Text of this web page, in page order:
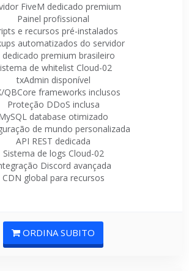
FiveM dedicado premium
Painel profissional
e recursos pré-instalados
automatizados do servidor
dedicado premium brasileiro
de whitelist Cloud-02
txAdmin disponível
QBCore frameworks inclusos
Proteção DDoS inclusa
database otimizado
de mundo personalizada
API REST dedicada
Sistema de logs Cloud-02
Discord avançada
CDN global para recursos
ORDINA SUBITO